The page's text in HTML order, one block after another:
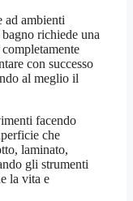
ad ambienti
richiede una
con successo
al meglio il
facendo
che
laminato,
gli strumenti
la vita e